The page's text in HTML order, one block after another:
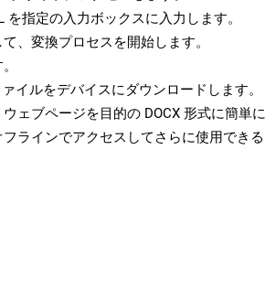
指定の入力ボックスに入力します。
、変換プロセスを開始します。
イルをデバイスにダウンロードします。
ェブページを目的の DOCX 形式に簡単に
ラインでアクセスしてさらに使用できる